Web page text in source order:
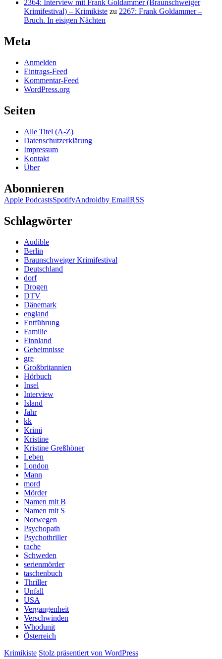
2364: Interview mit Frank Goldammer (Braunschweiger
Krimifestival) – Krimikiste zu 2267: Frank Goldammer –
Bruch. In eisigen Nächten
Meta
Anmelden
Eintrags-Feed
Kommentar-Feed
WordPress.org
Seiten
Alle Titel (A-Z)
Datenschutzerklärung
Impressum
Kontakt
Über
Abonnieren
Apple PodcastsSpotifyAndroidby EmailRSS
Schlagwörter
Audible
Berlin
Braunschweiger Krimifestival
Deutschland
dorf
Drogen
DTV
Dänemark
england
Entführung
Familie
Finnland
Geheimnisse
gre
Großbritannien
Hörbuch
Insel
Interview
Island
Jahr
kk
Krimi
Kristine
Kristine Greßhöner
Leben
London
Mann
mord
Mörder
Namen mit B
Namen mit S
Norwegen
Psychopath
Psychothriller
rache
Schweden
serienmörder
taschenbuch
Thriller
Unfall
USA
Vergangenheit
Verschwinden
Whodunit
Österreich
Krimikiste Stolz präsentiert von WordPress